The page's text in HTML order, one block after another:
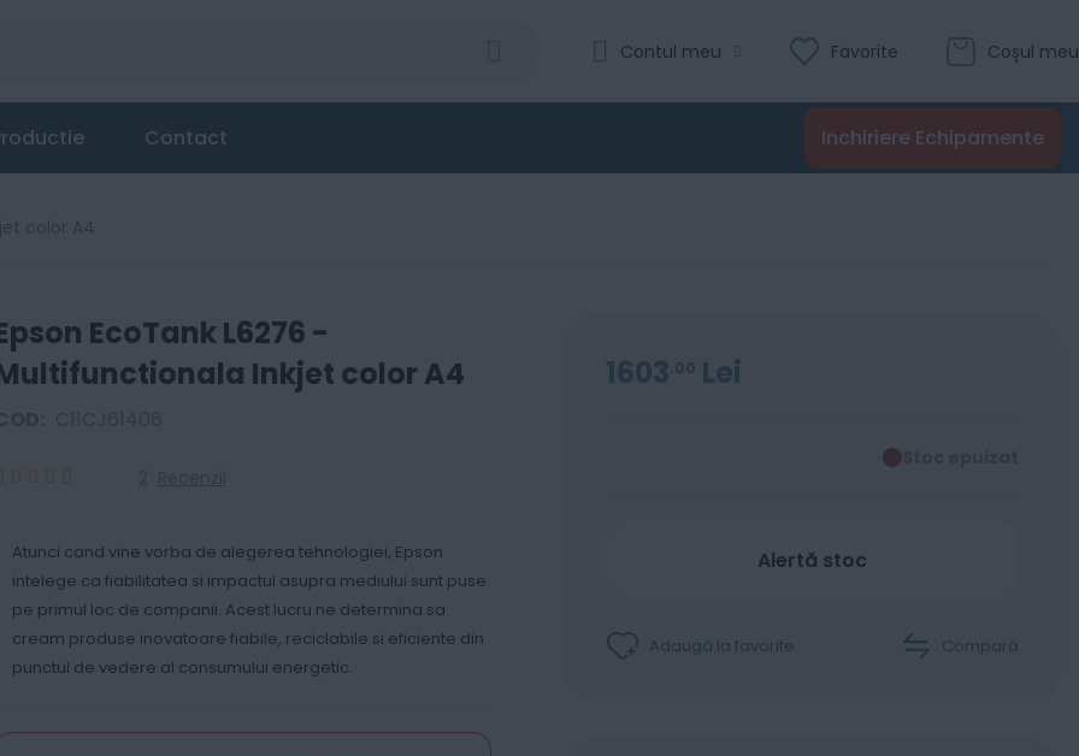
Coșul meu
Favorite
Contul meu
Inchiriere Echipamente
Contact
color A4
EcoTank L6276 -
Inkjet color A4
Atunci cand vine vorba de alegerea tehnologiei, Epson
intelege ca fiabilitatea si impactul asupra mediului sunt puse
pe primul loc de companii. Acest lucru ne determina sa
cream produse inovatoare fiabile, reciclabile si eficiente din
punctul de vedere al consumului energetic.
1603 00 Lei
Stoc epuizat
Alertă stoc
Adaugă la favorite Compară